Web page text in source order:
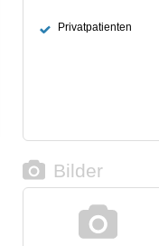
Privatpatienten
Bilder